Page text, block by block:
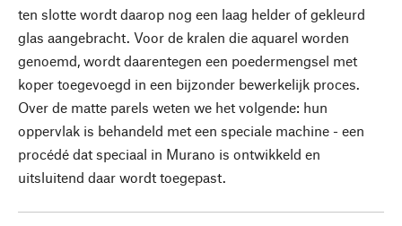
ten slotte wordt daarop nog een laag helder of gekleurd
glas aangebracht. Voor de kralen die aquarel worden
genoemd, wordt daarentegen een poedermengsel met
koper toegevoegd in een bijzonder bewerkelijk proces.
Over de matte parels weten we het volgende: hun
oppervlak is behandeld met een speciale machine - een
procédé dat speciaal in Murano is ontwikkeld en
uitsluitend daar wordt toegepast.